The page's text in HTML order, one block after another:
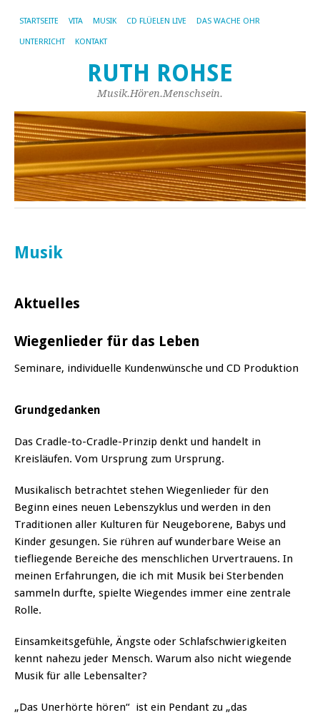
STARTSEITE VITA MUSIK CD FLÜELEN LIVE DAS WACHE OHR
UNTERRICHT KONTAKT
RUTH ROHSE
Musik.Hören.Menschsein.
Musik
Aktuelles
Wiegenlieder für das Leben
Seminare, individuelle Kundenwünsche und CD Produktion
Grundgedanken
Das Cradle-to-Cradle-Prinzip denkt und handelt in
Kreisläufen. Vom Ursprung zum Ursprung.
Musikalisch betrachtet stehen Wiegenlieder für den
Beginn eines neuen Lebenszyklus und werden in den
Traditionen aller Kulturen für Neugeborene, Babys und
Kinder gesungen. Sie rühren auf wunderbare Weise an
tiefliegende Bereiche des menschlichen Urvertrauens. In
meinen Erfahrungen, die ich mit Musik bei Sterbenden
sammeln durfte, spielte Wiegendes immer eine zentrale
Rolle.
Einsamkeitsgefühle, Ängste oder Schlafschwierigkeiten
kennt nahezu jeder Mensch. Warum also nicht wiegende
Musik für alle Lebensalter?
„Das Unerhörte hören“ ist ein Pendant zu „das